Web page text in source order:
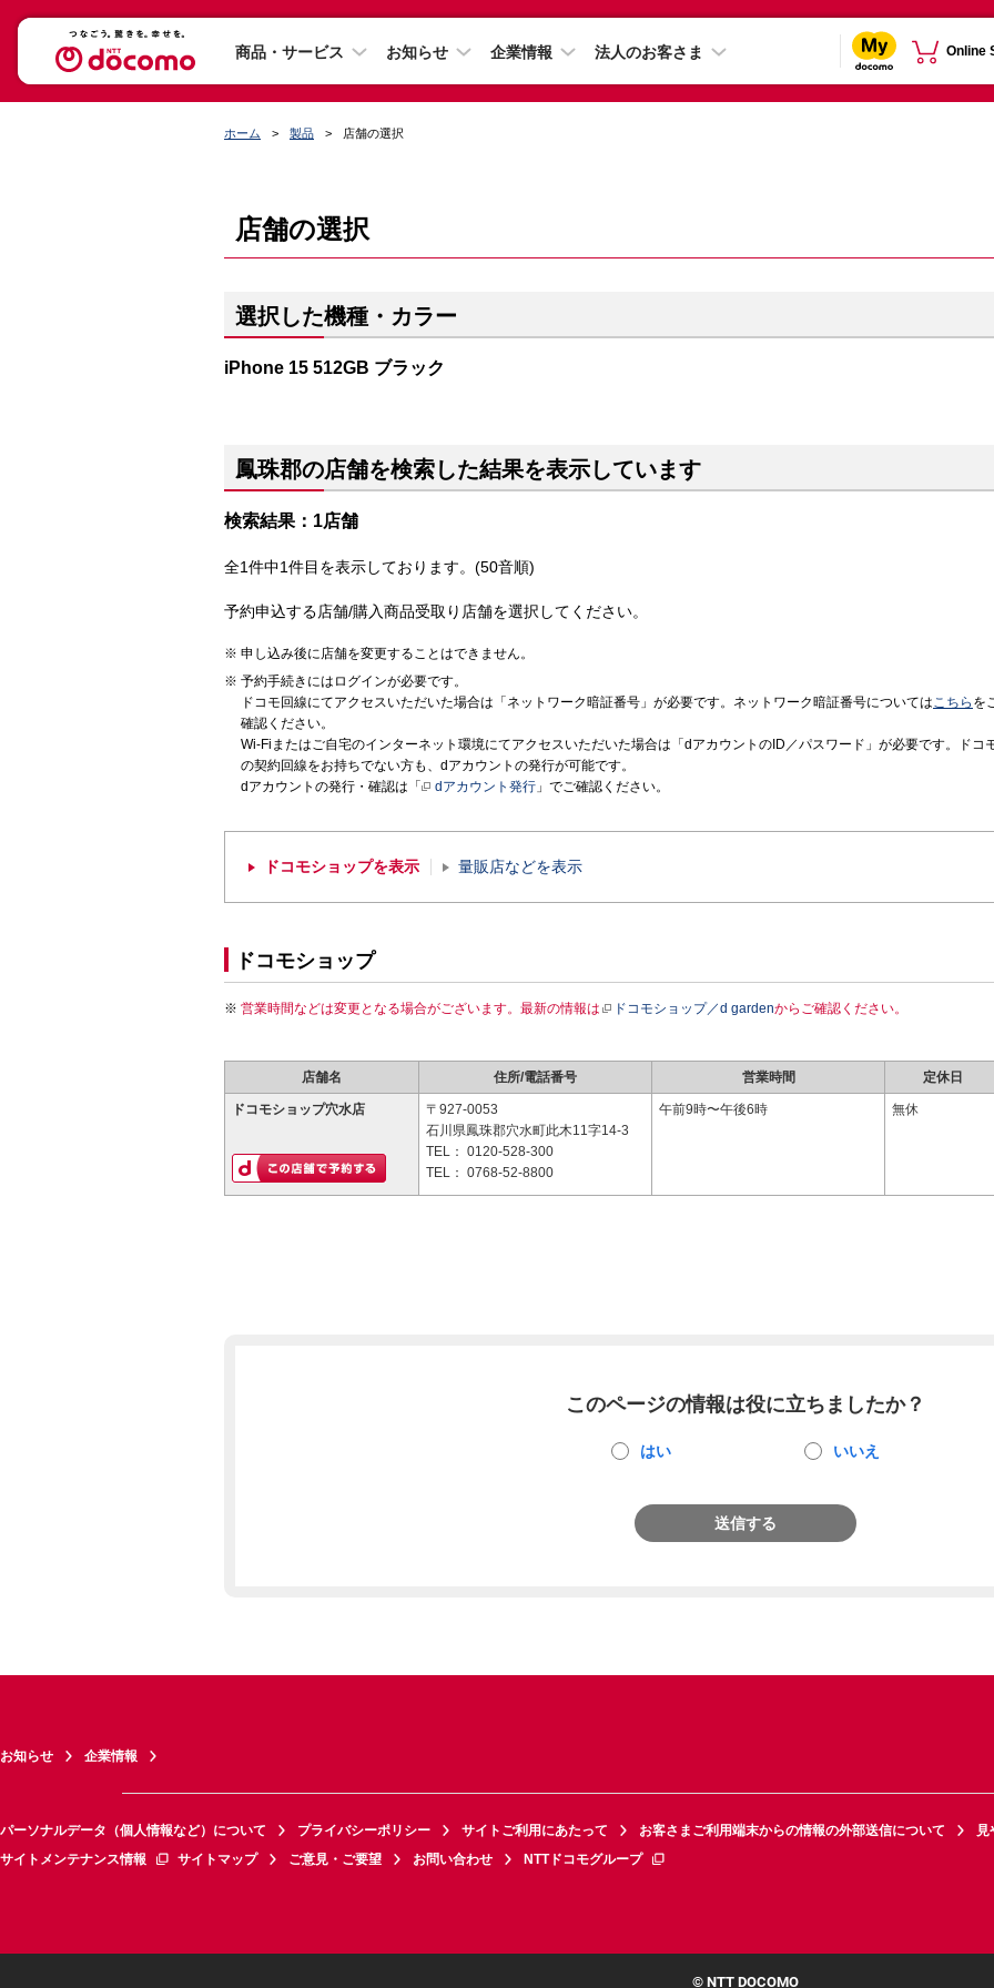
商品・サービス お知らせ 企業情報 法人のお客さま Online
ホーム 製品 店舗の選択
店舗の選択
選択した機種・カラー
iPhone 15 512GB ブラック
鳳珠郡の店舗を検索した結果を表示しています
検索結果：1店舗
全1件中1件目を表示しております。(50音順)
予約申込する店舗/購入商品受取り店舗を選択してください。
申し込み後に店舗を変更することはできません。
予約手続きにはログインが必要です。
ドコモ回線にてアクセスいただいた場合は「ネットワーク暗証番号」が必要です。ネットワーク暗証番号についてはこちら を
確認ください。
Wi-Fiまたはご自宅のインターネット環境にてアクセスいただいた場合は「dアカウントのID／パスワード」が必要です。ドコ
の契約回線をお持ちでない方も、dアカウントの発行が可能です。
dアカウントの発行・確認は「
dアカウント発行 」でご確認ください。
ドコモショップを表示 量販店などを表示
ドコモショップ
営業時間などは変更となる場合がございます。最新の情報は ドコモショップ／d gardenからご確認ください。
店舗名 住所/電話番号 営業時間 定休日
ドコモショップ穴水店
〒927-0053
石川県鳳珠郡穴水町此木11字14-3
TEL： 0120-528-300
TEL： 0768-52-8800
午前9時〜午後6時 無休
このページの情報は役に立ちましたか？
はい いいえ
送信する
お知らせ 企業情報
パーソナルデータ（個人情報など）について プライバシーポリシー サイトご利用にあたって お客さまご利用端末からの情報の外部送信について
見
サイトメンテナンス情報
サイトマップ ご意見・ご要望 お問い合わせ NTTドコモグループ
© NTT DOCOMO